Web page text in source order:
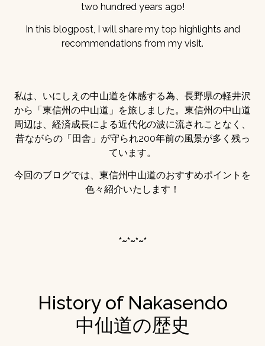
two hundred years ago!
In this blogpost, I will share my top highlights and
recommendations from my visit.
私は、いにしえの中山道を体感する為、長野県の軽井沢
から「東信州の中山道」を旅しました。東信州の中山道
周辺は、経済成長による近代化の波に流されことなく、
昔ながらの「田舎」が守られ200年前の風景が多く残っ
ています。
今回のブログでは、東信州中山道のおすすめポイントを
色々紹介いたします！
*~*~*~*
History of Nakasendo
中仙道の歴史